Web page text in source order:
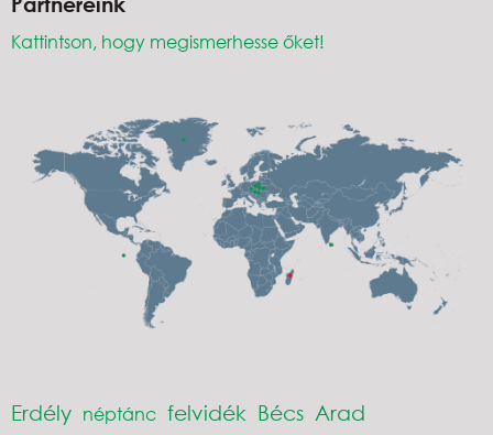
Kattintson, hogy megismerhesse őket!
Erdély néptánc felvidék Bécs Arad